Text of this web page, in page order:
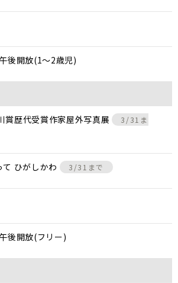
後開放(1～2歳児)
賞歴代受賞作家屋外写真展
3/31ま
ひがしかわ 3/31まで
後開放(フリー)